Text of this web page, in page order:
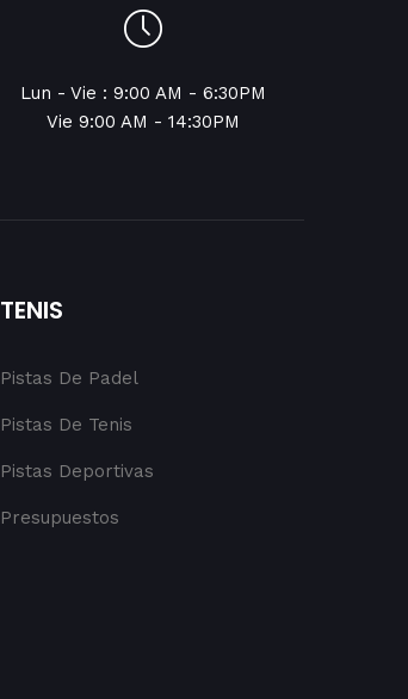
Lun - Vie : 9:00 AM - 6:30PM
Vie 9:00 AM - 14:30PM
TENIS
Pistas De Padel
Pistas De Tenis
Pistas Deportivas
Presupuestos